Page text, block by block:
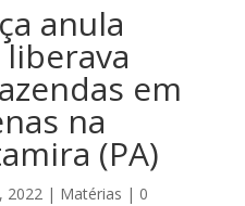
anula
em
na
(PA)
2022| Matérias | 0